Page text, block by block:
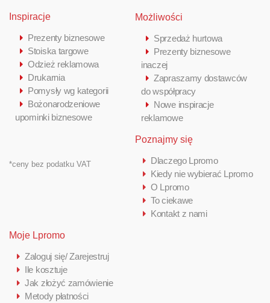
Inspiracje
Prezenty biznesowe
Stoiska targowe
Odzież reklamowa
Drukarnia
Pomysły wg kategorii
Bożonarodzeniowe
upominki biznesowe
*ceny bez podatku VAT
Możliwości
Sprzedaż hurtowa
Prezenty biznesowe
inaczej
Zapraszamy dostawców
do współpracy
Nowe inspiracje
reklamowe
Poznajmy się
Dlaczego Lpromo
Kiedy nie wybierać Lpromo
O Lpromo
To ciekawe
Kontakt z nami
Moje Lpromo
Zaloguj się/ Zarejestruj
Ile kosztuje
Jak złożyć zamówienie
Metody płatności